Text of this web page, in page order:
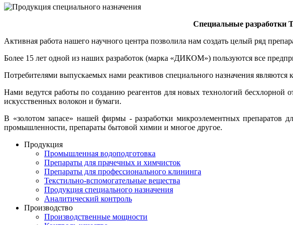
Специальные разработки
Активная работа нашего научного центра позволила нам создать целый ряд
Более 15 лет одной из наших разработок (марка «ДИКОМ») пользуются все
Потребителями выпускаемых нами реактивов специального назначения
Нами ведутся работы по созданию реагентов для новых технологий
искусственных волокон и бумаги.
В «золотом запасе» нашей фирмы - разработки микроэлементных препаратов
промышленности, препараты бытовой химии и многое другое.
Продукция
Промышленная водоподготовка
Препараты для прачечных и химчисток
Препараты для профессионального клининга
Текстильно-вспомогательные вещества
Продукция специального назначения
Аналитический контроль
Производство
Производственные мощности